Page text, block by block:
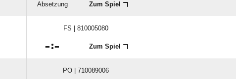
Absetzung Zum Spiel
FS | 810005080
: Zum Spiel
PO | 710089006